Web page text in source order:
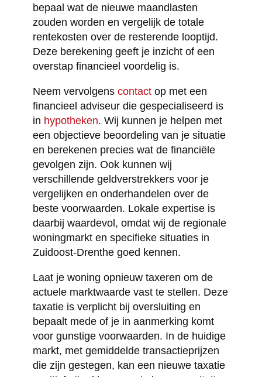
bepaal wat de nieuwe maandlasten
zouden worden en vergelijk de totale
rentekosten over de resterende looptijd.
Deze berekening geeft je inzicht of een
overstap financieel voordelig is.
Neem vervolgens contactop met een
financieel adviseur die gespecialiseerd is
in hypotheken. Wij kunnen je helpen met
een objectieve beoordeling van je situatie
en berekenen precies wat de financiële
gevolgen zijn. Ook kunnen wij
verschillende geldverstrekkers voor je
vergelijken en onderhandelen over de
beste voorwaarden. Lokale expertise is
daarbij waardevol, omdat wij de regionale
woningmarkt en specifieke situaties in
Zuidoost-Drenthe goed kennen.
Laat je woning opnieuw taxeren om de
actuele marktwaarde vast te stellen. Deze
taxatie is verplicht bij oversluiting en
bepaalt mede of je in aanmerking komt
voor gunstige voorwaarden. In de huidige
markt, met gemiddelde transactieprijzen
die zijn gestegen, kan een nieuwe taxatie